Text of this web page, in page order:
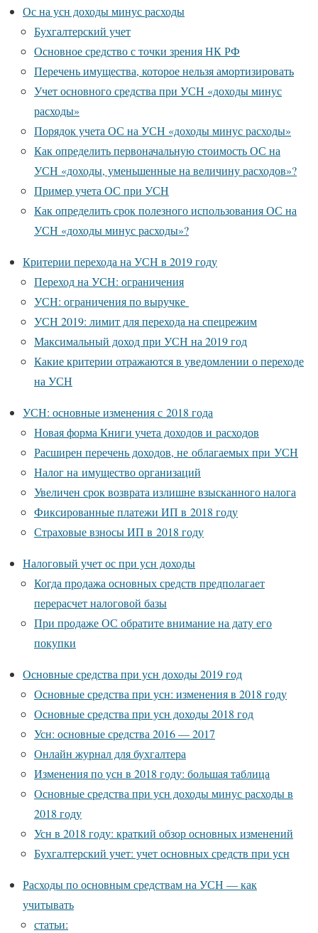
Ос на усн доходы минус расходы
Бухгалтерский учет
Основное средство с точки зрения НК РФ
Перечень имущества, которое нельзя амортизировать
Учет основного средства при УСН «доходы минус
расходы»
Порядок учета ОС на УСН «доходы минус расходы»
Как определить первоначальную стоимость ОС на
УСН «доходы, уменьшенные на величину расходов»?
Пример учета ОС при УСН
Как определить срок полезного использования ОС на
УСН «доходы минус расходы»?
Критерии перехода на УСН в 2019 году
Переход на УСН: ограничения
УСН: ограничения по выручке
УСН 2019: лимит для перехода на спецрежим
Максимальный доход при УСН на 2019 год
Какие критерии отражаются в уведомлении о переходе
на УСН
УСН: основные изменения с 2018 года
Новая форма Книги учета доходов и расходов
Расширен перечень доходов, не облагаемых при УСН
Налог на имущество организаций
Увеличен срок возврата излишне взысканного налога
Фиксированные платежи ИП в 2018 году
Страховые взносы ИП в 2018 году
Налоговый учет ос при усн доходы
Когда продажа основных средств предполагает
перерасчет налоговой базы
При продаже ОС обратите внимание на дату его
покупки
Основные средства при усн доходы 2019 год
Основные средства при усн: изменения в 2018 году
Основные средства при усн доходы 2018 год
Усн: основные средства 2016 — 2017
Онлайн журнал для бухгалтера
Изменения по усн в 2018 году: большая таблица
Основные средства при усн доходы минус расходы в
2018 году
Усн в 2018 году: краткий обзор основных изменений
Бухгалтерский учет: учет основных средств при усн
Расходы по основным средствам на УСН — как
учитывать
статьи: